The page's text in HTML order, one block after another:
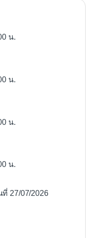
น.
น.
น.
น.
27/07/2026